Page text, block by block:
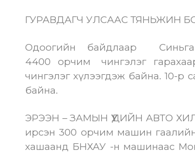
ГУРАВДАГЧ УЛСААС ТЯНЬЖИН
Одоогийн байдлаар
4400 орчим чингэлэг гарахаар
чингэлэг хүлээгдэж байна. 10-р
байна.
ЭРЭЭН – ЗАМЫН ҮҮДИЙН АВТО
ирсэн 300 орчим машин
хашаанд БНХАУ -н машинаас